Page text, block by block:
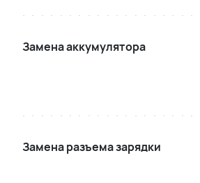
Замена аккумулятора
Замена разъема зарядки